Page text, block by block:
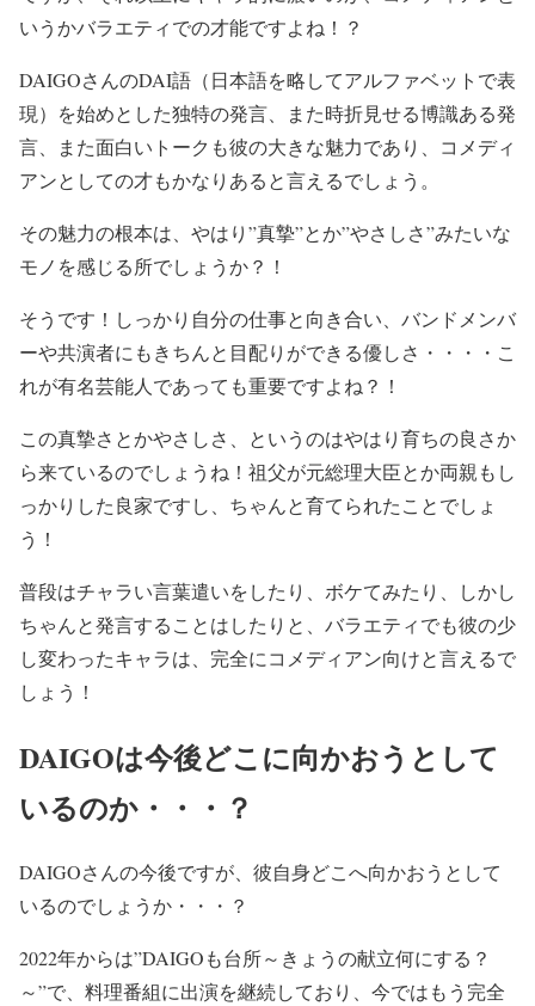
いうかバラエティでの才能ですよね！？
DAIGOさんのDAI語 （日本語を略してアルファベットで表
現）を始めとした独特の発言、また時折見せる博識ある発
言 、また面白いトークも彼の大きな魅力であり、 コメディ
アンとしての才もかなりあると言えるでしょう。
その魅力の根本は、やはり”真摯”とか”やさしさ”みたいな
モノを感じる所でしょうか？！
そうです！ しっかり自分の仕事と向き合い、バンドメンバ
ーや共演者にもきちんと目配りができる優しさ・・・・こ
れが有名芸能人であっても重要ですよね？！
この真摯さとかやさしさ、というのはやはり育ちの良さか
ら来ているのでしょうね！祖父が元総理大臣とか両親もし
っかりした良家ですし、ちゃんと育てられたことでしょ
う！
普段はチャラい言葉遣いをしたり、ボケてみたり、しかし
ちゃんと発言することはしたりと、バラエティでも彼の少
し変わったキャラは、 完全にコメディアン向けと言えるで
しょう！
DAIGOは今後どこに向かおうとして
いるのか・・・？
DAIGOさんの今後ですが、彼自身どこへ向かおうとして
いるのでしょうか・・・？
2022年からは”DAIGOも台所～きょうの献立何にする？
～”で、料理番組に出演を継続しており、今ではもう完全